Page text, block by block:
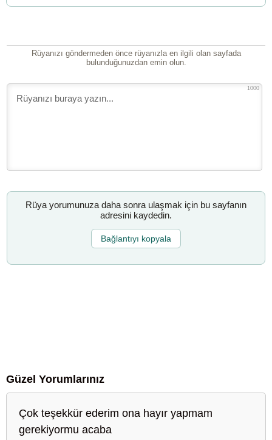
Rüyanızı göndermeden önce rüyanızla en ilgili olan sayfada
bulunduğunuzdan emin olun.
1000
Rüya yorumunuza daha sonra ulaşmak için bu sayfanın
adresini kaydedin.
Bağlantıyı kopyala
Güzel Yorumlarınız
Çok teşekkür ederim ona hayır yapmam
gerekiyormu acaba